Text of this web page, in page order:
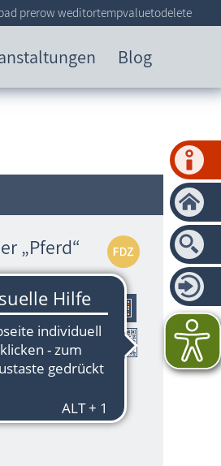
Blog
prerow weditortempvaluetodelete
„Pferd“